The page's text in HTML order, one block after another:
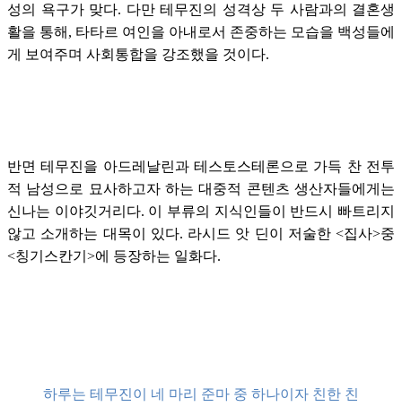
성의 욕구가 맞다. 다만 테무진의 성격상 두 사람과의 결혼생
활을 통해, 타타르 여인을 아내로서 존중하는 모습을 백성들에
게 보여주며 사회통합을 강조했을 것이다.
반면 테무진을 아드레날린과 테스토스테론으로 가득 찬 전투
적 남성으로 묘사하고자 하는 대중적 콘텐츠 생산자들에게는
신나는 이야깃거리다. 이 부류의 지식인들이 반드시 빠트리지
않고 소개하는 대목이 있다. 라시드 앗 딘이 저술한 <집사>중
<칭기스칸기>에 등장하는 일화다.
하루는 테무진이 네 마리 준마 중 하나이자 친한 친